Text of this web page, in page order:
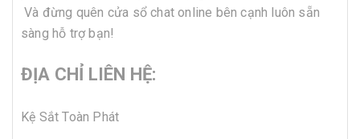
Và đừng quên cửa sổ chat online bên cạnh luôn sẵn
sàng hỗ trợ bạn!
ĐỊA CHỈ LIÊN HỆ:
Kệ Sắt Toàn Phát